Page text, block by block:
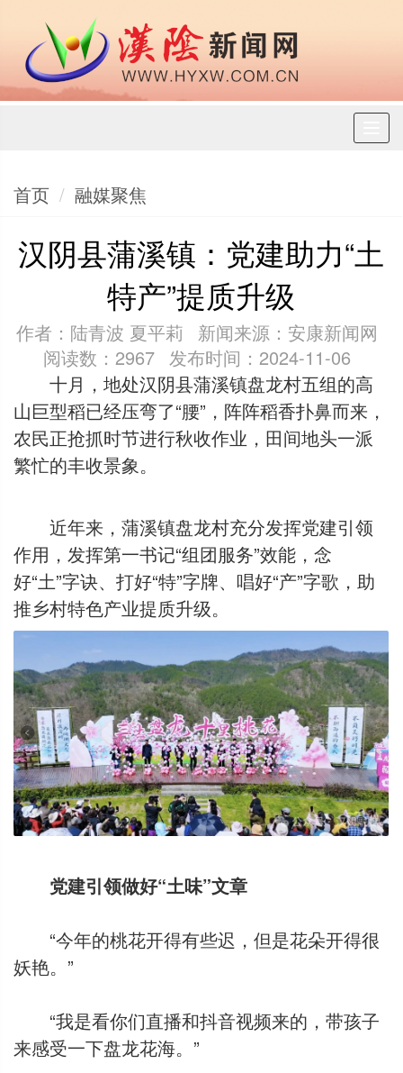
首页 融媒聚焦
汉阴县蒲溪镇：党建助力“土
特产”提质升级
作者：陆青波 夏平莉
新闻来源：安康新闻网
阅读数：2967 发布时间：2024-11-06
十月，地处汉阴县蒲溪镇盘龙村五组的高
山巨型稻已经压弯了“腰”，阵阵稻香扑鼻而来，
农民正抢抓时节进行秋收作业，田间地头一派
繁忙的丰收景象。
近年来，蒲溪镇盘龙村充分发挥党建引领
作用，发挥第一书记“组团服务”效能，念
好“土”字诀、打好“特”字牌、唱好“产”字歌，助
推乡村特色产业提质升级。
党建引领做好“土味”文章
“今年的桃花开得有些迟，但是花朵开得很
妖艳。”
“我是看你们直播和抖音视频来的，带孩子
来感受一下盘龙花海。”